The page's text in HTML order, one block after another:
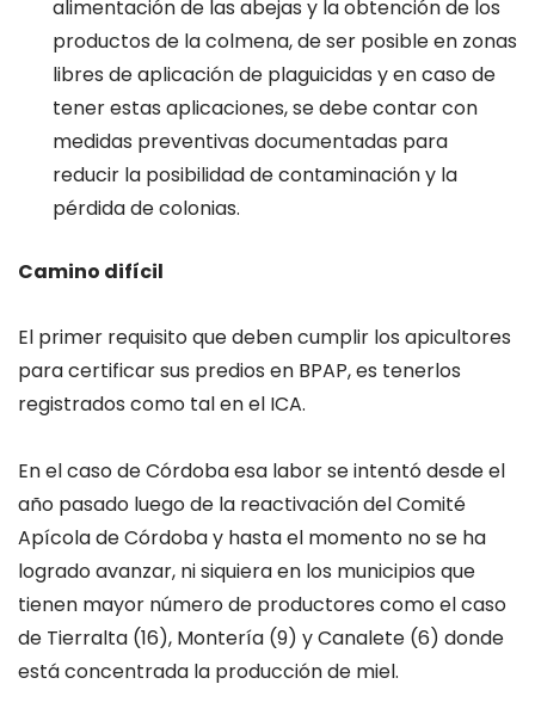
alimentación de las abejas y la obtención de los
productos de la colmena, de ser posible en zonas
libres de aplicación de plaguicidas y en caso de
tener estas aplicaciones, se debe contar con
medidas preventivas documentadas para
reducir la posibilidad de contaminación y la
pérdida de colonias.
Camino difícil
El primer requisito que deben cumplir los apicultores
para certificar sus predios en BPAP, es tenerlos
registrados como tal en el ICA.
En el caso de Córdoba esa labor se intentó desde el
año pasado luego de la reactivación del Comité
Apícola de Córdoba y hasta el momento no se ha
logrado avanzar, ni siquiera en los municipios que
tienen mayor número de productores como el caso
de Tierralta (16), Montería (9) y Canalete (6) donde
está concentrada la producción de miel.